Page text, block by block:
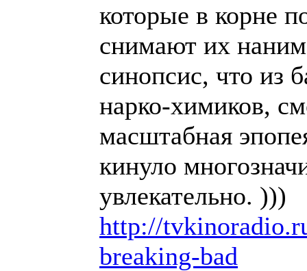
которые в корне
снимают их
синопсис, что из
нарко-химиков,
масштабная
кинуло
увлекательно. )))
http://
breaking-bad